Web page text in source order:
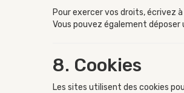
Pour exercer vos droits, écrivez à
Vous pouvez également
8. Cookies
Les sites utilisent des cookies